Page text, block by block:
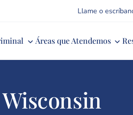
Llame o
Áreas que Atendemos